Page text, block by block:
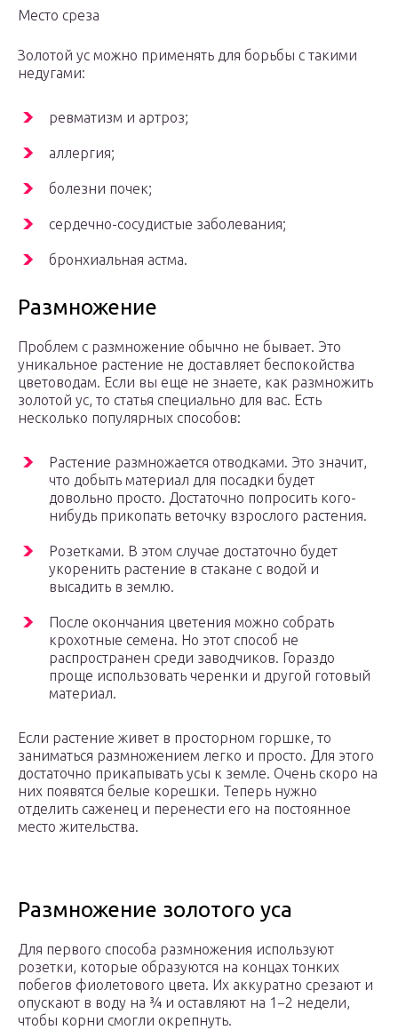
Место среза
Золотой ус можно применять для борьбы с такими
недугами:
ревматизм и артроз;
аллергия;
болезни почек;
сердечно-сосудистые заболевания;
бронхиальная астма.
Размножение
Проблем с размножение обычно не бывает. Это
уникальное растение не доставляет беспокойства
цветоводам. Если вы еще не знаете, как размножить
золотой ус, то статья специально для вас. Есть
несколько популярных способов:
Растение размножается отводками. Это значит,
что добыть материал для посадки будет
довольно просто. Достаточно попросить кого-
нибудь прикопать веточку взрослого растения.
Розетками. В этом случае достаточно будет
укоренить растение в стакане с водой и
высадить в землю.
После окончания цветения можно собрать
крохотные семена. Но этот способ не
распространен среди заводчиков. Гораздо
проще использовать черенки и другой готовый
материал.
Если растение живет в просторном горшке, то
заниматься размножением легко и просто. Для этого
достаточно прикапывать усы к земле. Очень скоро на
них появятся белые корешки. Теперь нужно
отделить саженец и перенести его на постоянное
место жительства.
Размножение золотого уса
Для первого способа размножения используют
розетки, которые образуются на концах тонких
побегов фиолетового цвета. Их аккуратно срезают и
опускают в воду на ¾ и оставляют на 1−2 недели,
чтобы корни смогли окрепнуть.